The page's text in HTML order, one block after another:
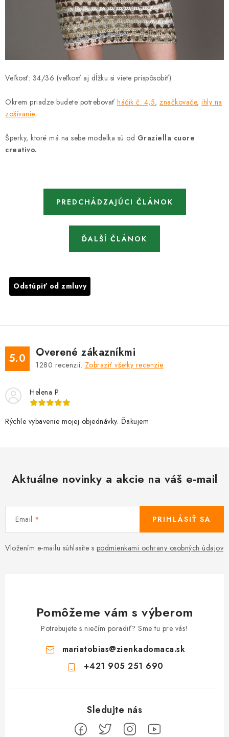
Veľkosť: 34/36 (veľkosť aj dĺžku si viete prispôsobiť)
Okrem priadze budete potrebovať háčik č. 4,5, značkovače, ihly na
zošívanie.
Šperky, ktoré má na sebe modelka sú od Graziella cuore
creativo.
PREDCHÁDZAJÚCI ČLÁNOK
ĎALŠÍ ČLÁNOK
Odstúpiť od zmluvy
5.0 Overené zákazníkmi
1280 recenzií. Zobraziť všetky recenzie
Helena P.
Rýchle vybavenie mojej objednávky. Ďakujem
Aktuálne novinky a akcie na váš e-mail
Email
Vložením e-mailu súhlasíte s podmienkami ochrany osobných údajov
PRIHLÁSIŤ SA
Pomôžeme vám s výberom
Potrebujete s niečím poradiť? Sme tu pre vás!
mariatobias@zienkadomaca.sk
+421 905 251 690